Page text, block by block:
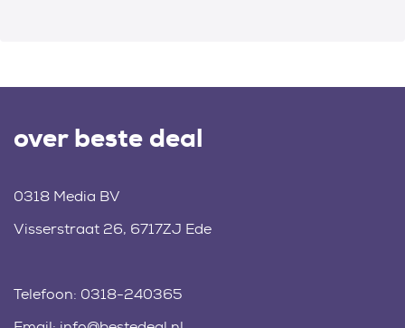
over beste deal
0318 Media BV
Visserstraat 26, 6717ZJ Ede
Telefoon: 0318-240365